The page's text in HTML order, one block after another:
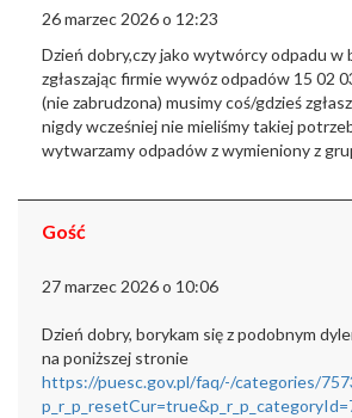
26 marzec 2026 o 12:23
Dzień dobry,czy jako wytwórcy odpadu w
zgłaszając firmie wywóz odpadów 15 02
(nie zabrudzona) musimy coś/gdzieś
nigdy wcześniej nie mieliśmy takiej
wytwarzamy odpadów z wymieniony z
Gość
27 marzec 2026 o 10:06
Dzień dobry, borykam się z podobnym
na poniższej stronie
https://puesc.gov.pl/faq/-/categories/